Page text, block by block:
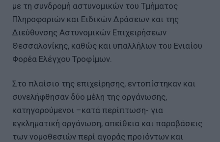
με τη συνδρομή αστυνομικών του Τμήματος
Πληροφοριών και Ειδικών Δράσεων και της
Διεύθυνσης Αστυνομικών Επιχειρήσεων
Θεσσαλονίκης, καθώς και υπαλλήλων του Ενιαίου
Φορέα Ελέγχου Τροφίμων.
Στο πλαίσιο της επιχείρησης, εντοπίστηκαν και
συνελήφθησαν δύο μέλη της οργάνωσης,
κατηγορούμενοι –κατά περίπτωση- για
εγκληματική οργάνωση, απείθεια και παραβάσεις
των νομοθεσιών περί αγοράς προϊόντων και